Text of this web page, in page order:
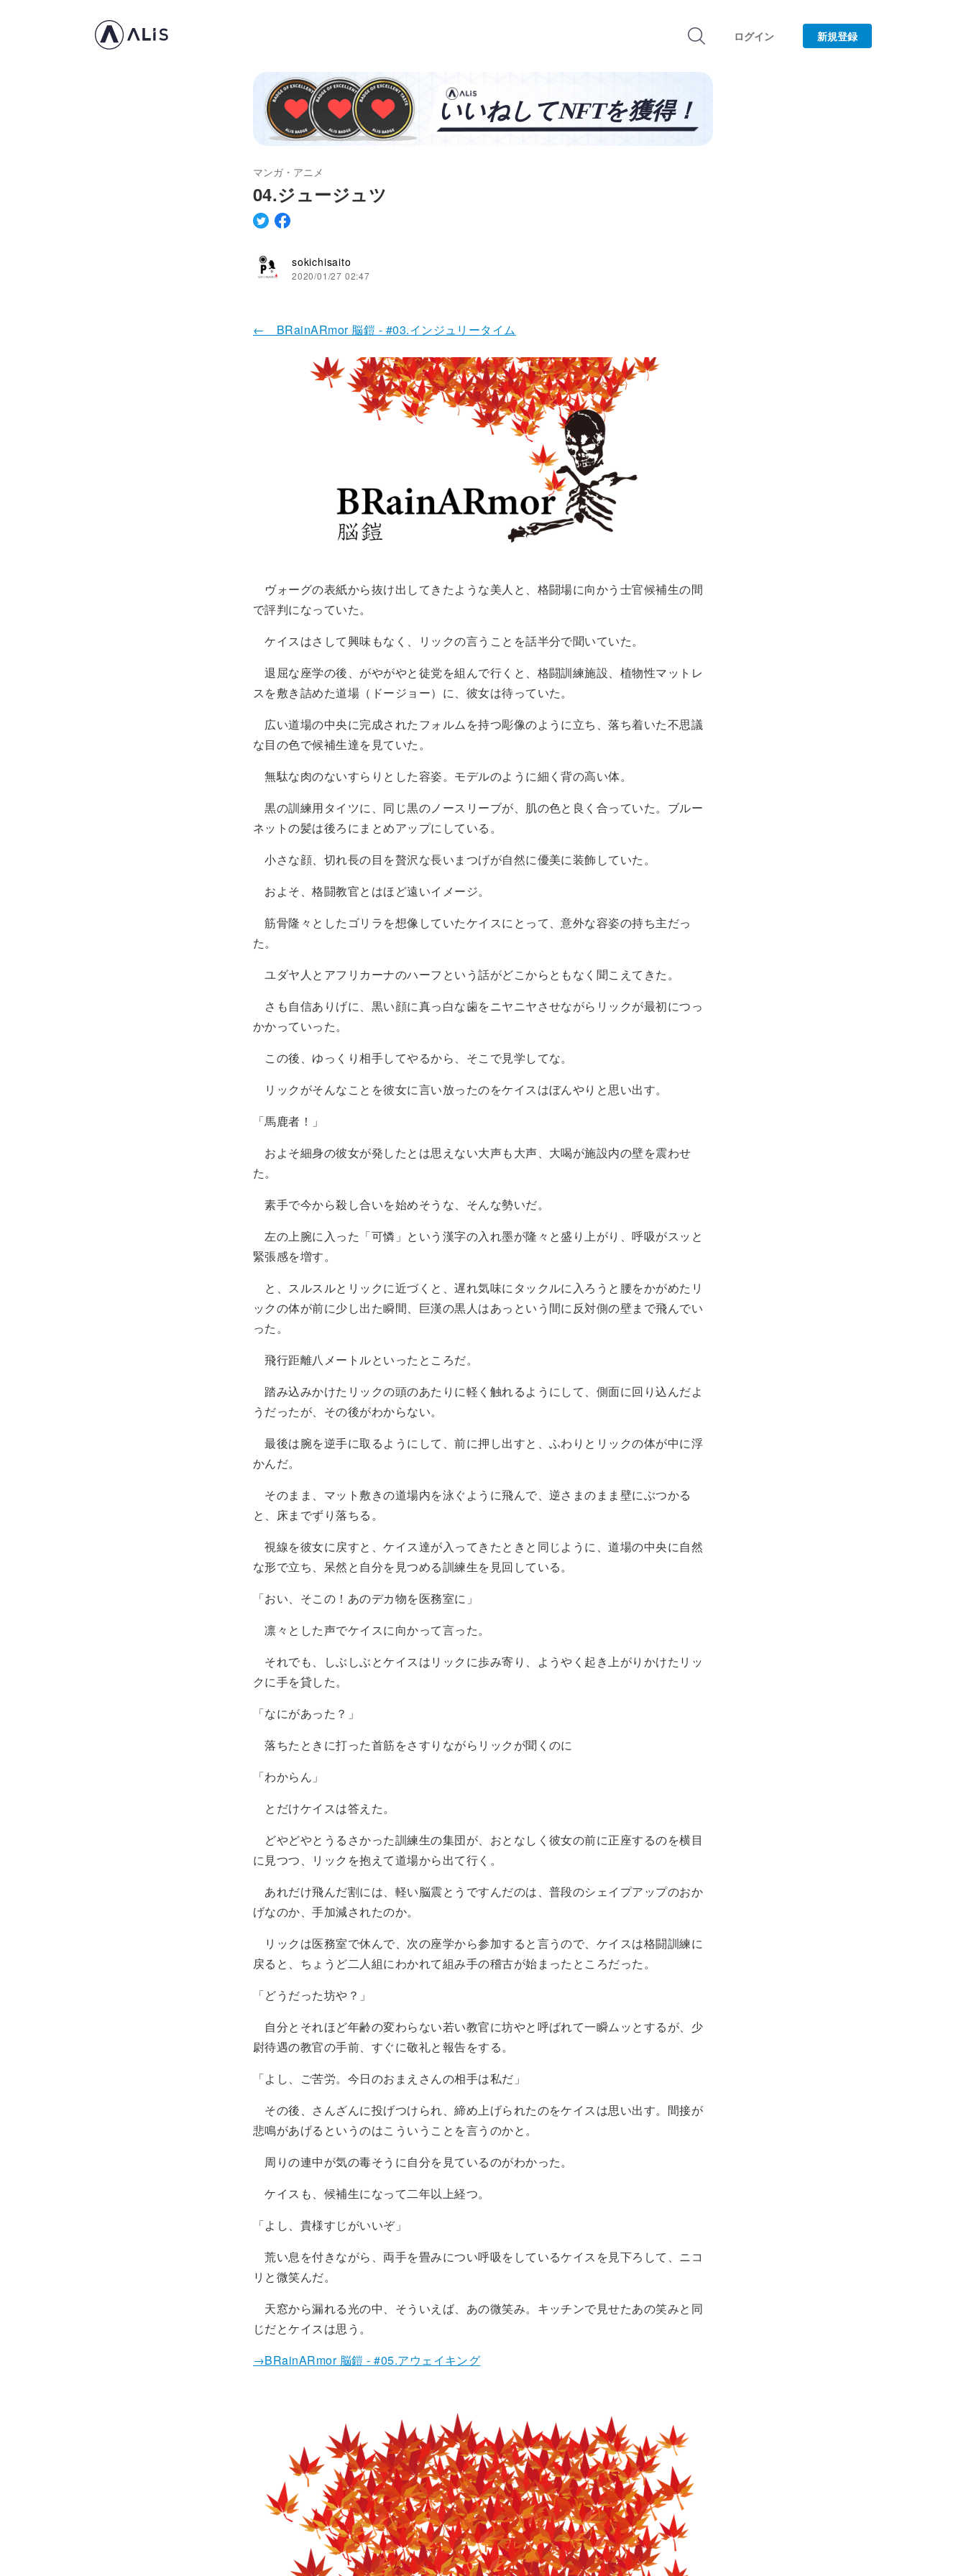
ログイン 新規登録
マンガ・アニメ
04.ジュージュツ
sokichisaito
2020/01/27 02:47
← BRainARmor 脳鎧 - #03.インジュリータイム
ヴォーグの表紙から抜け出してきたような美人と、格闘場に向かう士官候補生の間
で評判になっていた。
ケイスはさして興味もなく、リックの言うことを話半分で聞いていた。
退屈な座学の後、がやがやと徒党を組んで行くと、格闘訓練施設、植物性マットレ
スを敷き詰めた道場（ドージョー）に、彼女は待っていた。
広い道場の中央に完成されたフォルムを持つ彫像のように立ち、落ち着いた不思議
な目の色で候補生達を見ていた。
無駄な肉のないすらりとした容姿。モデルのように細く背の高い体。
黒の訓練用タイツに、同じ黒のノースリーブが、肌の色と良く合っていた。ブルー
ネットの髪は後ろにまとめアップにしている。
小さな顔、切れ長の目を贅沢な長いまつげが自然に優美に装飾していた。
およそ、格闘教官とはほど遠いイメージ。
筋骨隆々としたゴリラを想像していたケイスにとって、意外な容姿の持ち主だっ
た。
ユダヤ人とアフリカーナのハーフという話がどこからともなく聞こえてきた。
さも自信ありげに、黒い顔に真っ白な歯をニヤニヤさせながらリックが最初につっ
かかっていった。
この後、ゆっくり相手してやるから、そこで見学してな。
リックがそんなことを彼女に言い放ったのをケイスはぼんやりと思い出す。
「馬鹿者！」
およそ細身の彼女が発したとは思えない大声も大声、大喝が施設内の壁を震わせ
た。
素手で今から殺し合いを始めそうな、そんな勢いだ。
左の上腕に入った「可憐」という漢字の入れ墨が隆々と盛り上がり、呼吸がスッと
緊張感を増す。
と、スルスルとリックに近づくと、遅れ気味にタックルに入ろうと腰をかがめたリ
ックの体が前に少し出た瞬間、巨漢の黒人はあっという間に反対側の壁まで飛んでい
った。
飛行距離八メートルといったところだ。
踏み込みかけたリックの頭のあたりに軽く触れるようにして、側面に回り込んだよ
うだったが、その後がわからない。
最後は腕を逆手に取るようにして、前に押し出すと、ふわりとリックの体が中に浮
かんだ。
そのまま、マット敷きの道場内を泳ぐように飛んで、逆さまのまま壁にぶつかる
と、床までずり落ちる。
視線を彼女に戻すと、ケイス達が入ってきたときと同じように、道場の中央に自然
な形で立ち、呆然と自分を見つめる訓練生を見回している。
「おい、そこの！あのデカ物を医務室に」
凛々とした声でケイスに向かって言った。
それでも、しぶしぶとケイスはリックに歩み寄り、ようやく起き上がりかけたリッ
クに手を貸した。
「なにがあった？」
落ちたときに打った首筋をさすりながらリックが聞くのに
「わからん」
とだけケイスは答えた。
どやどやとうるさかった訓練生の集団が、おとなしく彼女の前に正座するのを横目
に見つつ、リックを抱えて道場から出て行く。
あれだけ飛んだ割には、軽い脳震とうですんだのは、普段のシェイプアップのおか
げなのか、手加減されたのか。
リックは医務室で休んで、次の座学から参加すると言うので、ケイスは格闘訓練に
戻ると、ちょうど二人組にわかれて組み手の稽古が始まったところだった。
「どうだった坊や？」
自分とそれほど年齢の変わらない若い教官に坊やと呼ばれて一瞬ムッとするが、少
尉待遇の教官の手前、すぐに敬礼と報告をする。
「よし、ご苦労。今日のおまえさんの相手は私だ」
その後、さんざんに投げつけられ、締め上げられたのをケイスは思い出す。間接が
悲鳴があげるというのはこういうことを言うのかと。
周りの連中が気の毒そうに自分を見ているのがわかった。
ケイスも、候補生になって二年以上経つ。
「よし、貴様すじがいいぞ」
荒い息を付きながら、両手を畳みについ呼吸をしているケイスを見下ろして、ニコ
リと微笑んだ。
天窓から漏れる光の中、そういえば、あの微笑み。キッチンで見せたあの笑みと同
じだとケイスは思う。
→BRainARmor 脳鎧 - #05.アウェイキング